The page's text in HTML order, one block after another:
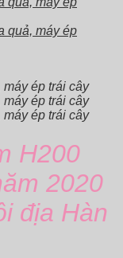
H200
2020
địa Hàn